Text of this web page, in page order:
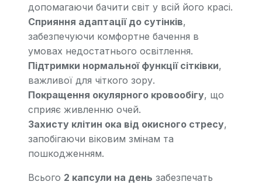
допомагаючи бачити світ у всій його красі.
Сприяння адаптації до сутінків,
забезпечуючи комфортне бачення в
умовах недостатнього освітлення.
Підтримки нормальної функції сітківки,
важливої для чіткого зору.
Покращення окулярного кровообігу, що
сприяє живленню очей.
Захисту клітин ока від окисного стресу,
запобігаючи віковим змінам та
пошкодженням.
Всього 2 капсули на день забезпечать